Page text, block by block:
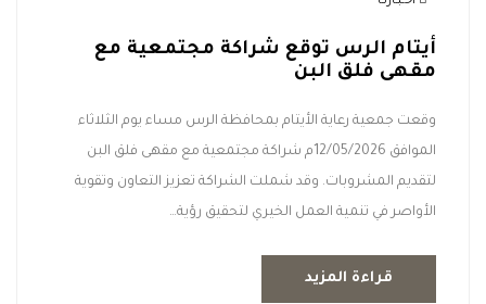
أيتام الرس توقع شراكة مجتمعية مع
مقهى فلق البن
وقعت جمعية رعاية الأيتام بمحافظة الرس مساء يوم الثلاثاء
الموافق 12/05/2026م شراكة مجتمعية مع مقهى فلق البن
لتقديم المشروبات. وقد شملت الشراكة تعزيز التعاون وتقوية
الأواصر في تنمية العمل الخيري لتحقيق رؤية…
قراءة المزيد